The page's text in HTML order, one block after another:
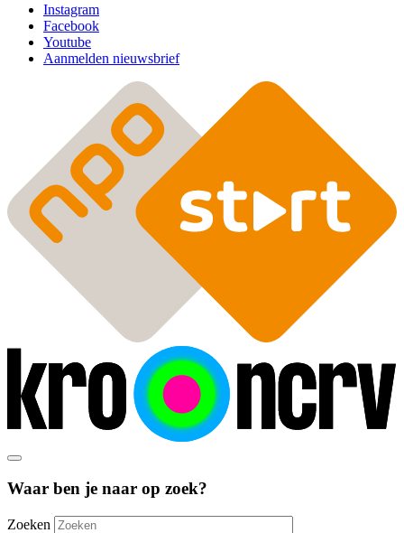
Instagram
Facebook
Youtube
Aanmelden nieuwsbrief
Waar ben je naar op zoek?
Zoeken